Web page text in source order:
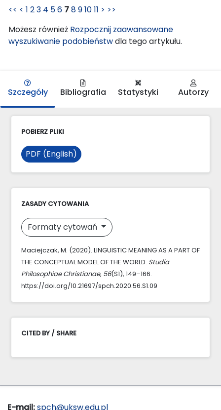
<< < 1 23 4 56 7891011 > >>
Możesz również Rozpocznij zaawansowane
wyszukiwanie podobieństwdla tego artykułu.
Szczegóły Bibliografia Statystyki Autorzy
POBIERZ PLIKI
PDF (English)
ZASADY CYTOWANIA
Formaty cytowań
Maciejczak, M. (2020). LINGUISTIC MEANING AS A PART OF
THE CONCEPTUAL MODEL OF THE WORLD. Studia
Philosophiae Christianae, 56(S1), 149–166.
https://doi.org/10.21697/spch.2020.56.S1.09
CITED BY / SHARE
E-mail:spch@uksw.edu.pl